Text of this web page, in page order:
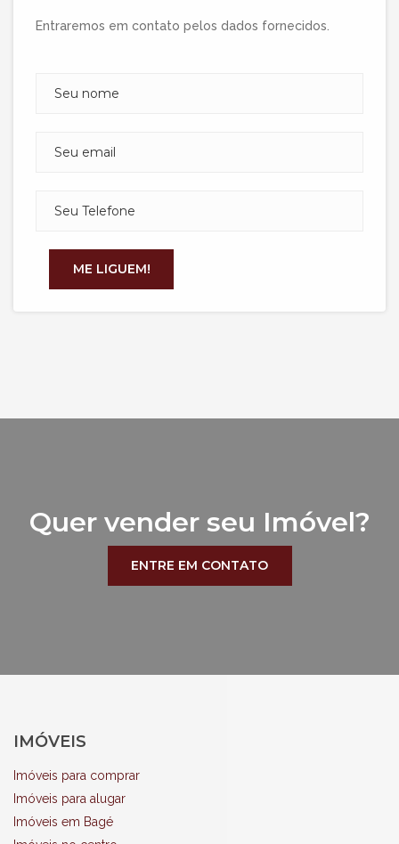
Entraremos em contato pelos dados fornecidos.
Quer vender seu Imóvel?
ENTRE EM CONTATO
IMÓVEIS
Imóveis para comprar
Imóveis para alugar
Imóveis em Bagé